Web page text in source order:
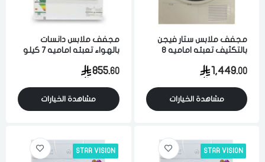
مجفف ملابس ستار فيجن
بالتكثيف تعبئه اماميه 8
1,449.00
مشاهدة الخيارات
مجفف ملابس دانسات
بالهواء تعبئه اماميه 7 كيلو
855.60
مشاهدة الخيارات
STAR VISION
STAR VISION